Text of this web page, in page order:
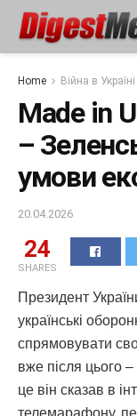
Home Війна в Україні
Made in
–
умови
20.04.2026
24
SHARES
Президент
українські
спрямовувати
вже після цього –
це він сказав в
телемарафону,